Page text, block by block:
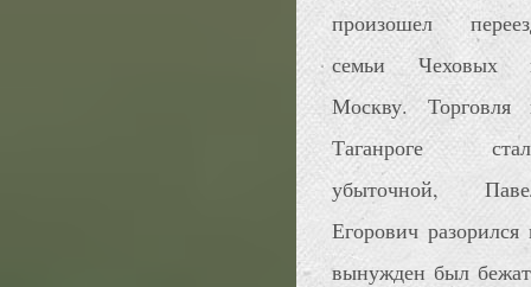
произошел
семьи Чеховых
Москву. Торговля
Таганроге
убыточной,
Егорович разорился
вынужден был